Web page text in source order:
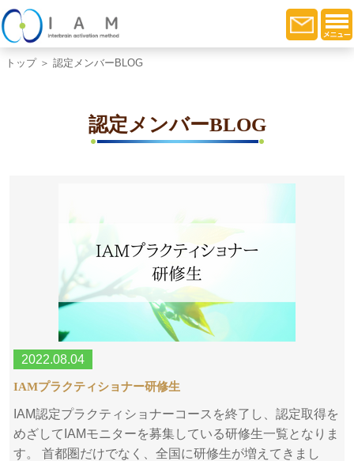
トップ＞ 認定メンバーBLOG
認定メンバーBLOG
2022.08.04
IAMプラクティショナー研修生
IAM認定プラクティショナーコースを終了し、認定取得を
めざしてIAMモニターを募集している研修生一覧となりま
す。 首都圏だけでなく、全国に研修生が増えてきまし